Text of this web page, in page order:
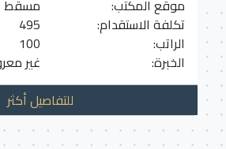
موقع المكتب:
مسقط
تكلفة الاستقدام:
495
الراتب:
100
الخبرة:
غير معروف
للتفاصيل أكثر